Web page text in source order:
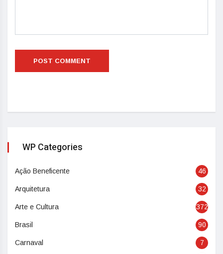
WP Categories
Ação Beneficente 46
Arquitetura 32
Arte e Cultura 372
Brasil 90
Carnaval 7